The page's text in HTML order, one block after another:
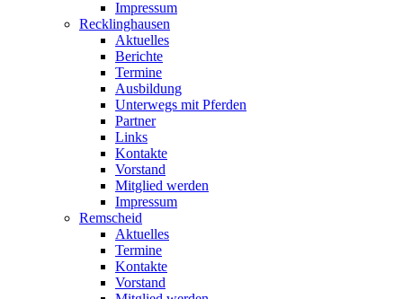
Impressum
Recklinghausen
Aktuelles
Berichte
Termine
Ausbildung
Unterwegs mit Pferden
Partner
Links
Kontakte
Vorstand
Mitglied werden
Impressum
Remscheid
Aktuelles
Termine
Kontakte
Vorstand